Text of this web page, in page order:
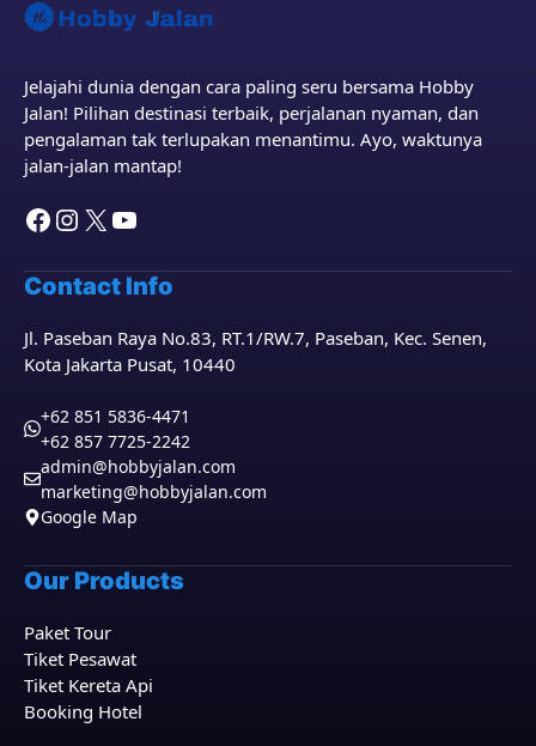
Jelajahi dunia dengan cara paling seru bersama Hobby
Jalan! Pilihan destinasi terbaik, perjalanan nyaman, dan
pengalaman tak terlupakan menantimu. Ayo, waktunya
jalan-jalan mantap!
Facebook
Instagram
X YouTube
Contact Info
Jl. Paseban Raya No.83, RT.1/RW.7, Paseban, Kec. Senen,
Kota Jakarta Pusat, 10440
+62 851 5836-4471
+62 857 7725-2242
admin@hobbyjalan.com
marketing@hobbyjalan.com
Google Map
Our Products
Paket Tour
Tiket Pesawat
Tiket Kereta Api
Booking Hotel